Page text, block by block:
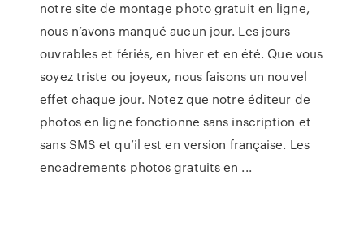
notre site de montage photo gratuit en ligne,
nous n’avons manqué aucun jour. Les jours
ouvrables et fériés, en hiver et en été. Que vous
soyez triste ou joyeux, nous faisons un nouvel
effet chaque jour. Notez que notre éditeur de
photos en ligne fonctionne sans inscription et
sans SMS et qu’il est en version française. Les
encadrements photos gratuits en ...